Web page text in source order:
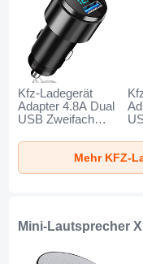
Kfz-Ladegerät
Adapter 4.8A Dual
USB Zweifach
Charge Universal
K10 für Xiaomi
Redmi 4X Schwarz
Mehr KFZ-
Mini-Lautsprecher